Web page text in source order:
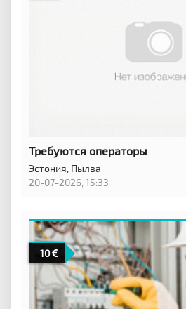
Требуются операторы
Эстония, Пылва
20-07-2026, 15:33
10